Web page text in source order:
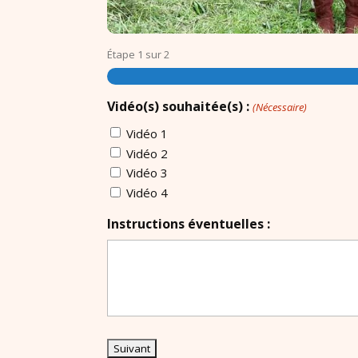
l
o
g
i
e
e
n
l
i
n
e
a
n
Étape 1 sur2
Vidéo(s) souhaitée(s) : (Nécessaire)
Vidéo 1
Vidéo 2
Vidéo 3
Vidéo 4
Instructions éventuelles :